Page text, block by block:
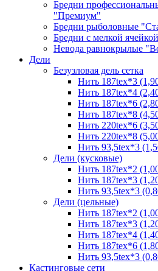
Бредни
"Премиум"
Бредни рыболовные
Бредни с мелкой
Невода равнокрылые
Дели
Безузловая дель сетка
Нить 187tex*3
Нить 187tex*4
Нить 187tex*6
Нить 187tex*8
Нить 220tex*6
Нить 220tex*8
Нить 93,5tex*3
Дели (кусковые)
Нить 187tex*2
Нить 187tex*3
Нить 93,5tex*3
Дели (цельные)
Нить 187tex*2
Нить 187tex*3
Нить 187tex*4
Нить 187tex*6
Нить 93,5tex*3
Кастинговые сети